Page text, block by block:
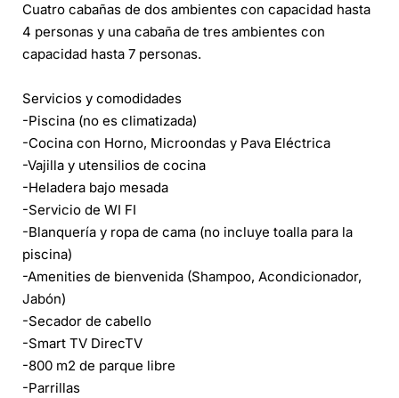
Cuatro cabañas de dos ambientes con capacidad hasta
4 personas y una cabaña de tres ambientes con
capacidad hasta 7 personas.
Servicios y comodidades
-Piscina (no es climatizada)
-Cocina con Horno, Microondas y Pava Eléctrica
-Vajilla y utensilios de cocina
-Heladera bajo mesada
-Servicio de WI FI
-Blanquería y ropa de cama (no incluye toalla para la
piscina)
-Amenities de bienvenida (Shampoo, Acondicionador,
Jabón)
-Secador de cabello
-Smart TV DirecTV
-800 m2 de parque libre
-Parrillas